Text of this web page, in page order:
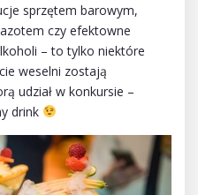
sprzętem barowym,
czy efektowne
– to tylko niektóre
weselni zostają
udział w konkursie –
drink